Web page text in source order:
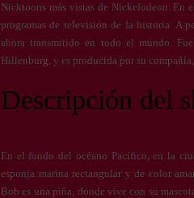
Nicktoons más vistas de Nickelodeon. En
programas de televisión de la historia. A
ahora transmitido en todo el mundo.
Hillenburg, y es producida por su
Descripción del
En el fondo del océano Pacífico, en la
esponja marina rectangular y de color
Bob es una piña, donde vive con su
*
*